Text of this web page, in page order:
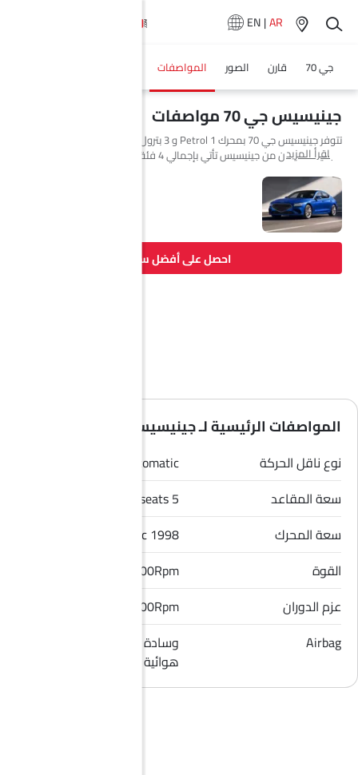
EN|AR
جي 70 قارن الصور المواصفات
جينيسيس جي 70 مواصفات
الجديدة سيدان من جينيسيس تأتي بإجمالي 4 فئة.
اقرأ المزيد
احصل على أفضل سعر
المواصفات الرئيسية لـ جينيسيس جي 70 2026
نوع ناقل الحركة
Automatic
سعة المقاعد
5 seats
سعة المحرك
1998 cc
القوة
248Hp/6200Rpm
عزم الدوران
353Nm/1400-4000Rpm
Airbag
وسادة هوائية للسائق, وسادة
هوائية للراكب الأمامي